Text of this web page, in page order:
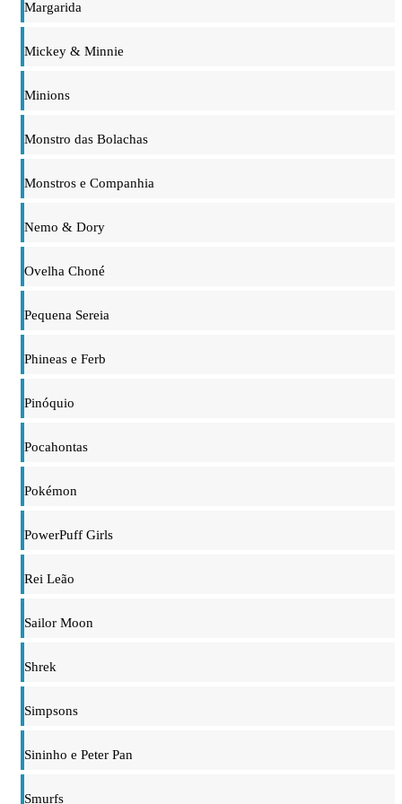
Margarida
Mickey & Minnie
Minions
Monstro das Bolachas
Monstros e Companhia
Nemo & Dory
Ovelha Choné
Pequena Sereia
Phineas e Ferb
Pinóquio
Pocahontas
Pokémon
PowerPuff Girls
Rei Leão
Sailor Moon
Shrek
Simpsons
Sininho e Peter Pan
Smurfs